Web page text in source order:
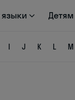
языки Детям
I J K L M